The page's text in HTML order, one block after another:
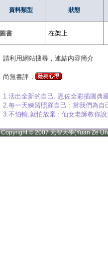
資料類型 狀態
圖書 在架上
請利用網站搜尋，連結內容簡介
尚無書評，
1.活出全新的自己. 恩佐全彩插圖典
2.每一天練習照顧自己 : 當我們為
3.不怕輸,就怕放棄 : 仙女老師教你
Copyright © 2007 元智大學(Yuan Ze